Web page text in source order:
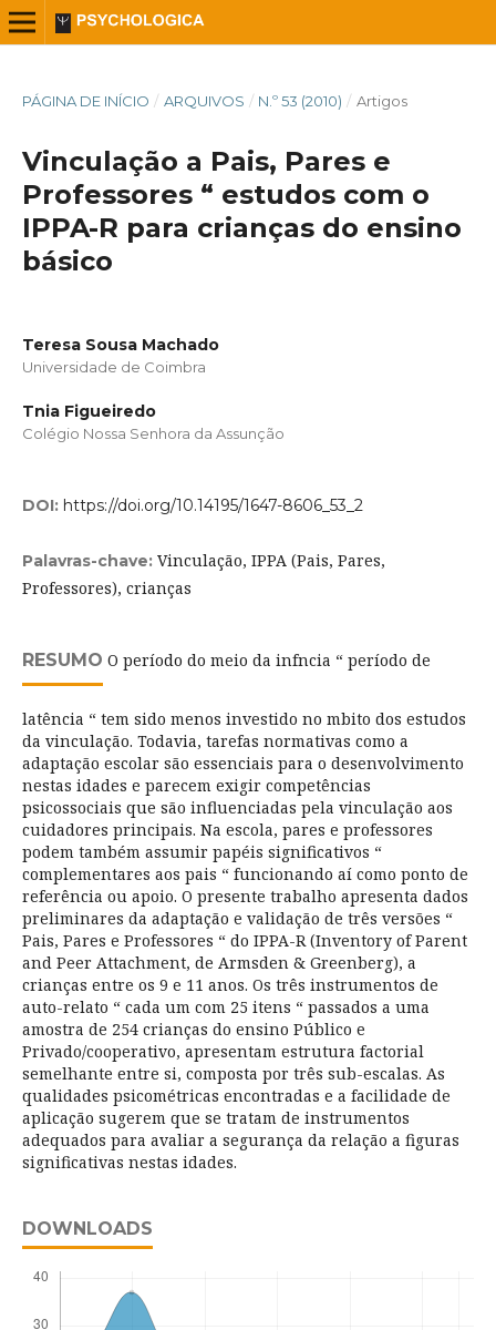
PÁGINA DE INÍCIO / ARQUIVOS / N.º 53 (2010) / Artigos
Vinculação a Pais, Pares e
Professores “ estudos com o
IPPA-R para crianças do ensino
básico
Teresa Sousa Machado
Universidade de Coimbra
Tnia Figueiredo
Colégio Nossa Senhora da Assunção
DOI: https://doi.org/10.14195/1647-8606_53_2
Palavras-chave: Vinculação, IPPA (Pais, Pares,
Professores), crianças
RESUMO O período do meio da infncia “ período de
latência “ tem sido menos investido no mbito dos estudos
da vinculação. Todavia, tarefas normativas como a
adaptação escolar são essenciais para o desenvolvimento
nestas idades e parecem exigir competências
psicossociais que são influenciadas pela vinculação aos
cuidadores principais. Na escola, pares e professores
podem também assumir papéis significativos “
complementares aos pais “ funcionando aí como ponto de
referência ou apoio. O presente trabalho apresenta dados
preliminares da adaptação e validação de três versões “
Pais, Pares e Professores “ do IPPA-R (Inventory of Parent
and Peer Attachment, de Armsden & Greenberg), a
crianças entre os 9 e 11 anos. Os três instrumentos de
auto-relato “ cada um com 25 itens “ passados a uma
amostra de 254 crianças do ensino Público e
Privado/cooperativo, apresentam estrutura factorial
semelhante entre si, composta por três sub-escalas. As
qualidades psicométricas encontradas e a facilidade de
aplicação sugerem que se tratam de instrumentos
adequados para avaliar a segurança da relação a figuras
significativas nestas idades.
DOWNLOADS